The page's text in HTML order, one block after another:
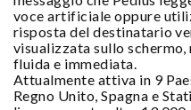
voce artificiale oppure
risposta del destinatario
visualizzata sullo
fluida e immediata.
Attualmente attiva in 9
Regno Unito, Spagna e